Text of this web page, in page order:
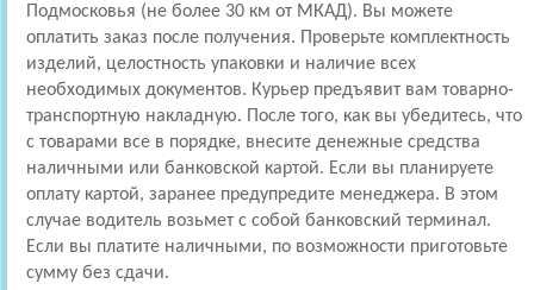
Подмосковья (не более 30 км от МКАД). Вы можете
оплатить заказ после получения. Проверьте комплектность
изделий, целостность упаковки и наличие всех
необходимых документов. Курьер предъявит вам товарно-
транспортную накладную. После того, как вы убедитесь, что
с товарами все в порядке, внесите денежные средства
наличными или банковской картой. Если вы планируете
оплату картой, заранее предупредите менеджера. В этом
случае водитель возьмет с собой банковский терминал.
Если вы платите наличными, по возможности приготовьте
сумму без сдачи.